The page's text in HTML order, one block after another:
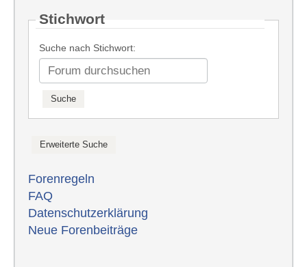
Stichwort
Suche nach Stichwort:
Forenregeln
FAQ
Datenschutzerklärung
Neue Forenbeiträge